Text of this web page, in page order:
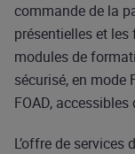
commande de la
présentielles et
modules de
sécurisé, en mode
FOAD,
L’offre de services